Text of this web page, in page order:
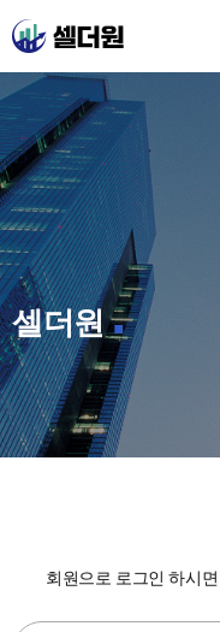
셀더원
회원으로 로그인 하시